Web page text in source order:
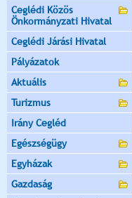
Ceglédi Közös
Önkormányzati Hivatal
Ceglédi Járási Hivatal
Pályázatok
Aktuális
Turizmus
Irány Cegléd
Egészségügy
Egyházak
Gazdaság